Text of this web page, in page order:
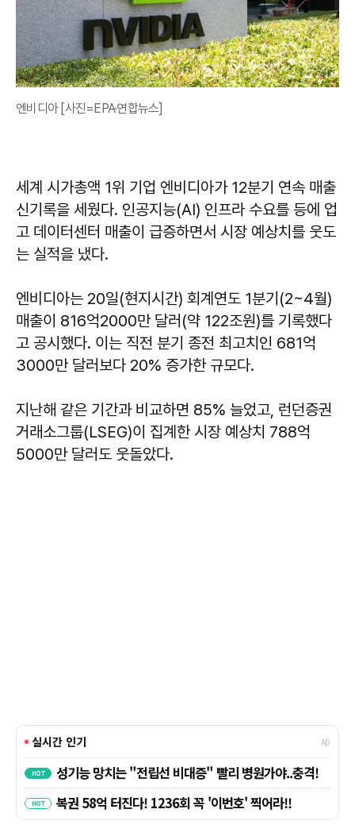
엔비디아 [사진=EPA·연합뉴스]
세계 시가총액 1위 기업 엔비디아가 12분기 연속 매출
신기록을 세웠다. 인공지능(AI) 인프라 수요를 등에 업
고 데이터센터 매출이 급증하면서 시장 예상치를 웃도
는 실적을 냈다.
엔비디아는 20일(현지시간) 회계연도 1분기(2~4월)
매출이 816억2000만 달러(약 122조원)를 기록했다
고 공시했다. 이는 직전 분기 종전 최고치인 681억
3000만 달러보다 20% 증가한 규모다.
지난해 같은 기간과 비교하면 85% 늘었고, 런던증권
거래소그룹(LSEG)이 집계한 시장 예상치 788억
5000만 달러도 웃돌았다.